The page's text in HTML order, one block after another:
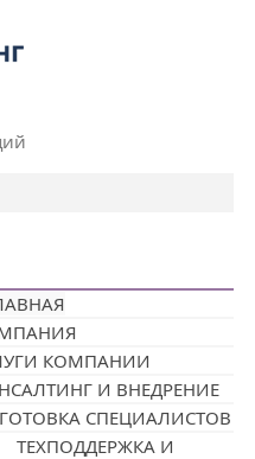
КОМПАНИИ
И ВНЕДРЕНИЕ
СПЕЦИАЛИСТОВ
ТЕХПОДДЕРЖКА И